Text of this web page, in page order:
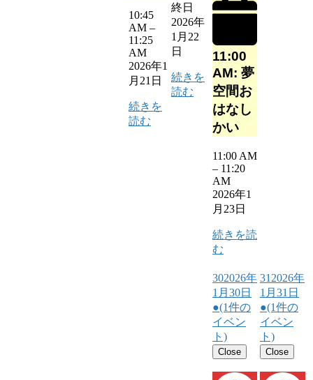
10:45
AM –
11:25
AM
2026年1
月21日
続きを
読む
終日
2026年
1月22
日
続きを
読む
11:00
AM: 夢
空間お
はなし
かい
11:00 AM
– 11:20
AM
2026年1
月23日
続きを読
む
302026年
1月30日
●(1件の
イベン
ト)
Close
31 2026年
1月31日
●(1件の
イベン
ト)
Close